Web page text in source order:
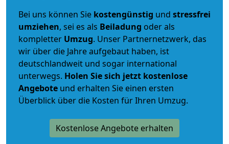
Bei uns können Sie kostengünstig und stressfrei
umziehen, sei es als Beiladung oder als
kompletter Umzug. Unser Partnernetzwerk, das
wir über die Jahre aufgebaut haben, ist
deutschlandweit und sogar international
unterwegs. Holen Sie sich jetzt kostenlose
Angebote und erhalten Sie einen ersten
Überblick über die Kosten für Ihren Umzug.
Kostenlose Angebote erhalten